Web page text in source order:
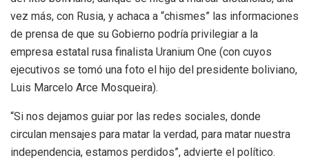
vez más, con Rusia, y achaca a “chismes” las informaciones
de prensa de que su Gobierno podría privilegiar a la
empresa estatal rusa finalista Uranium One (con cuyos
ejecutivos se tomó una foto el hijo del presidente boliviano,
Luis Marcelo Arce Mosqueira).
“Si nos dejamos guiar por las redes sociales, donde
circulan mensajes para matar la verdad, para matar nuestra
independencia, estamos perdidos”, advierte el político.